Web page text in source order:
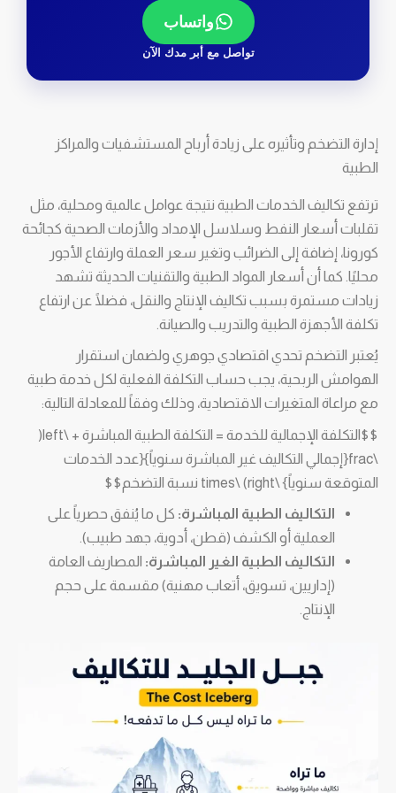
واتساب
تواصل مع أبر مدك الآن
إدارة التضخم وتأثيره على زيادة أرباح المستشفيات والمراكز
الطبية
ترتفع تكاليف الخدمات الطبية نتيجة عوامل عالمية ومحلية، مثل
تقلبات أسعار النفط وسلاسل الإمداد والأزمات الصحية كجائحة
كورونا، إضافة إلى الضرائب وتغير سعر العملة وارتفاع الأجور
محليًا. كما أن أسعار المواد الطبية والتقنيات الحديثة تشهد
زيادات مستمرة بسبب تكاليف الإنتاج والنقل، فضلًا عن ارتفاع
تكلفة الأجهزة الطبية والتدريب والصيانة.
يُعتبر التضخم تحدي اقتصادي جوهري ولضمان استقرار
الهوامش الربحية، يجب حساب التكلفة الفعلية لكل خدمة طبية
مع مراعاة المتغيرات الاقتصادية، وذلك وفقاً للمعادلة التالية:
$$التكلفة الإجمالية للخدمة = التكلفة الطبية المباشرة + \left(
\frac{إجمالي التكاليف غير المباشرة سنوياً}{عدد الخدمات
المتوقعة سنوياً} \right) \times نسبة التضخم$$
التكاليف الطبية المباشرة: كل ما يُنفق حصرياً على
العملية أو الكشف (قطن، أدوية، جهد طبيب).
التكاليف الطبية الغير المباشرة: المصاريف العامة
(إداريين، تسويق، أتعاب مهنية) مقسمة على حجم
الإنتاج.